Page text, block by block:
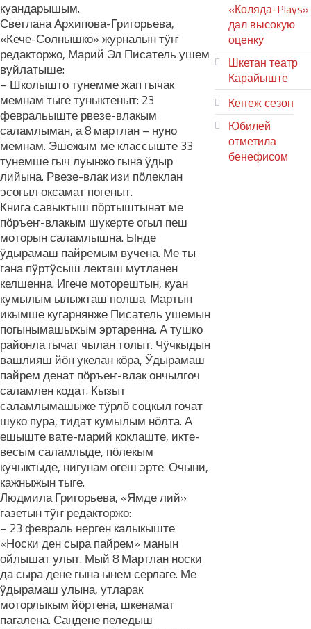
куандарышым.
Светлана Архипова-Григорьева,
«Кече-Солнышко» журналын тӱҥ
редакторжо, Марий Эл Писатель ушем
вуйлатыше:
– Школышто тунемме жап гычак
мемнам тыге туныктеныт: 23
февральыште рвезе-влакым
саламлыман, а 8 мартлан – нуно
мемнам. Эшежым ме классыште 33
тунемше гыч луынжо гына ӱдыр
лийына. Рвезе-влак изи пӧлеклан
эсогыл оксамат погеныт.
Книга савыктыш пӧртыштынат ме
пӧръеҥ-влакым шукерте огыл пеш
моторын саламлышна. Ынде
ӱдырамаш пайремым вучена. Ме ты
гана пӱртӱсыш лекташ мутланен
келшенна. Игече моторештын, куан
кумылым ылыжташ полша. Мартын
икымше кугарнянже Писатель ушемын
погынымашыжым эртаренна. А тушко
районла гычат чылан толыт. Чӱчкыдын
вашлияш йӧн укелан кӧра, Ӱдырамаш
пайрем денат пӧръеҥ-влак ончылгоч
саламлен кодат. Кызыт
саламлымашыже тӱрлӧ соцкыл гочат
шуко пура, тидат кумылым нӧлта. А
ешыште вате-марий коклаште, икте-
весым саламлыде, пӧлекым
кучыктыде, нигунам огеш эрте. Очыни,
кажныжын тыге.
Людмила Григорьева, «Ямде лий»
газетын тӱҥ редакторжо:
– 23 февраль нерген калыкыште
«Носки ден сыра пайрем» манын
ойлышат улыт. Мый 8 Мартлан носки
да сыра дене гына ынем серлаге. Ме
ӱдырамаш улына, утларак
моторлыкым йӧртена, шкенамат
пагалена. Сандене пеледыш
«Коляда-Plays»
дал высокую
оценку
Шкетан театр
Карайыште
Кеҥеж сезон
Юбилей
отметила
бенефисом